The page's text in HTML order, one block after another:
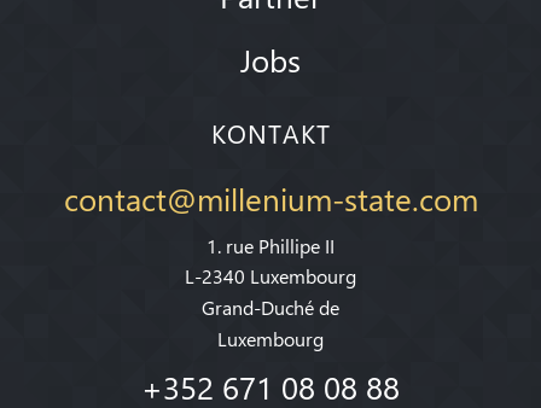
Jobs
KONTAKT
contact@millenium-state.com
1. rue Phillipe II
L-2340 Luxembourg
Grand-Duché de
Luxembourg
+352 671 08 08 88